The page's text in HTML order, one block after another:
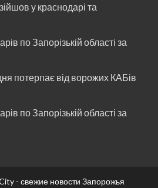
у краснодарі та
по Запорізькій області за
потерпає від ворожих КАБів
по Запорізькій області за
- свежие новости Запорожья